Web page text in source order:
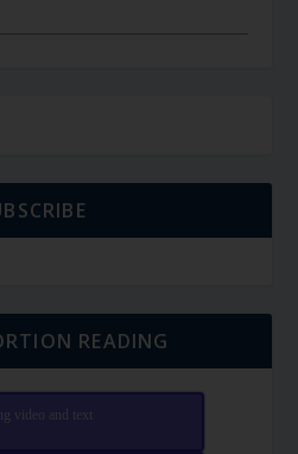
READING
video and text